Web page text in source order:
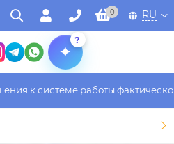
0 RU
?
системе работы фактического